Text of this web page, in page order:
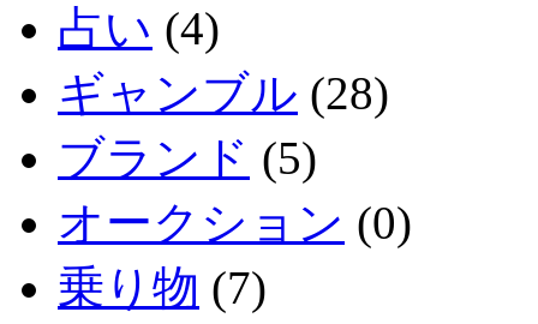
占い (4)
ギャンブル (28)
ブランド (5)
オークション (0)
乗り物 (7)